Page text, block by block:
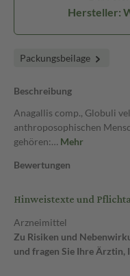
Hersteller:
Packungsbeilage
Beschreibung
Anagallis comp., Globuli
anthroposophischen
gehören:… Mehr
Bewertungen
Hinweistexte und
Arzneimittel
Zu Risiken und
und fragen Sie Ihre